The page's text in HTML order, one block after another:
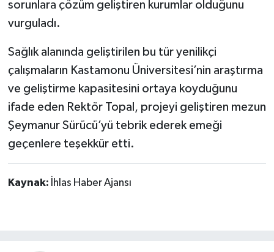
sorunlara çözüm geliştiren kurumlar olduğunu
vurguladı.
Sağlık alanında geliştirilen bu tür yenilikçi
çalışmaların Kastamonu Üniversitesi’nin araştırma
ve geliştirme kapasitesini ortaya koyduğunu
ifade eden Rektör Topal, projeyi geliştiren mezun
Şeymanur Sürücü’yü tebrik ederek emeği
geçenlere teşekkür etti.
Kaynak: İhlas Haber Ajansı